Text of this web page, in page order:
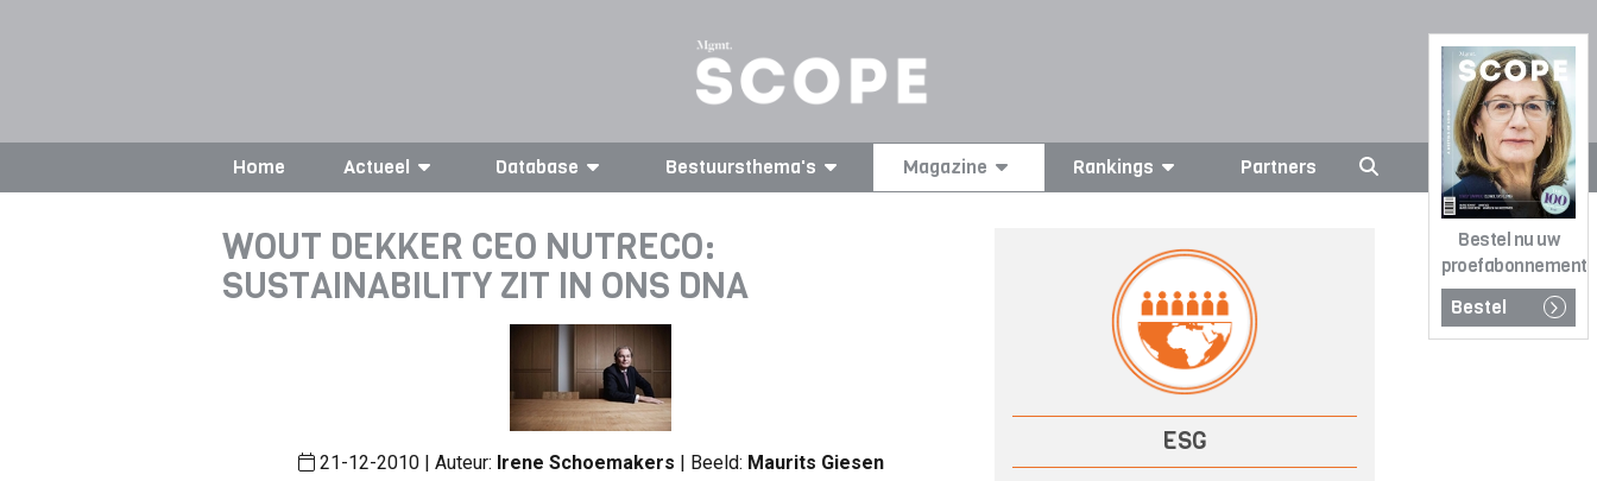
Bestel nu uw
proefabonnement
Bestel
Home Actueel Database Bestuursthema's Magazine Rankings Partners
WOUT DEKKER CEO NUTRECO:
SUSTAINABILITY ZIT IN ONS DNA
21-12-2010 | Auteur: Irene Schoemakers | Beeld: Maurits Giesen
ESG